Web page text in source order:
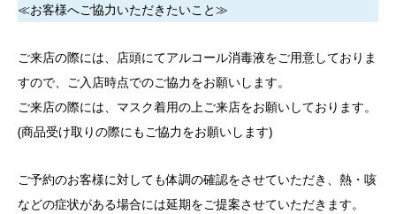
≪お客様へご協力いただきたいこと≫
ご来店の際には、店頭にてアルコール消毒液をご用意しておりま
すので、ご入店時点でのご協力をお願いします。
ご来店の際には、マスク着用の上ご来店をお願いしております。
(商品受け取りの際にもご協力をお願いします)
ご予約のお客様に対しても体調の確認をさせていただき、熱・咳
などの症状がある場合には延期をご提案させていただきます。